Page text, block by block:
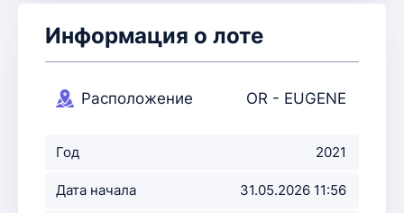
Информация о лоте
Расположение
OR - EUGENE
Год 2021
Дата начала 31.05.2026 11:56